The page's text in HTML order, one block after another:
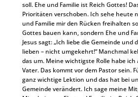
soll. Ehe und Familie ist Reich Gottes!
Prioritäten verschoben. Ich sehe heute
und Familie mir den Rücken freihalten
Gottes bauen kann, sondern Ehe und
Jesus sagt: „Ich liebe die Gemeinde und
lieben – nicht umgekehrt!“ Manchmal
das um. Meine wichtigste Rolle habe ich
Vater. Das kommt vor dem Pastor sein.
ganz wichtige Lektion und das hat bei
Gemeinde verändert. Ich sage meine